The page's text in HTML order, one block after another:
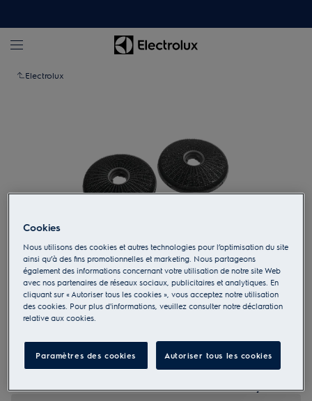
Electrolux
Appuyez pour zoomer
Filtre à charbon OdourClean
Standard
Cookies
Nous utilisons des cookies et autres technologies pour l’optimisation du site
ainsi qu’à des fins promotionnelles et marketing. Nous partageons
également des informations concernant votre utilisation de notre site Web
avec nos partenaires de réseaux sociaux, publicitaires et analytiques. En
cliquant sur « Autoriser tous les cookies », vous acceptez notre utilisation
des cookies. Pour plus d'informations, veuillez consulter notre déclaration
relative aux cookies.
Paramètres des cookies Autoriser tous les cookies